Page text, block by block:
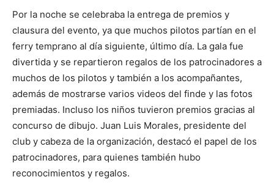
Por la noche se celebraba la entrega de premios y
clausura del evento, ya que muchos pilotos partían en el
ferry temprano al día siguiente, último día. La gala fue
divertida y se repartieron regalos de los patrocinadores a
muchos de los pilotos y también a los acompañantes,
además de mostrarse varios videos del finde y las fotos
premiadas. Incluso los niños tuvieron premios gracias al
concurso de dibujo. Juan Luis Morales, presidente del
club y cabeza de la organización, destacó el papel de los
patrocinadores, para quienes también hubo
reconocimientos y regalos.